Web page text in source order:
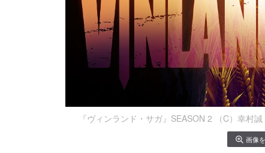
『ヴィンランド・サガ』SEASON 2 （C）幸村
画像